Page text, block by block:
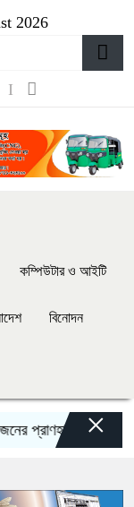
2026
কম্পিউটার ও আইটি
বিনোদন
স্কুলে
×